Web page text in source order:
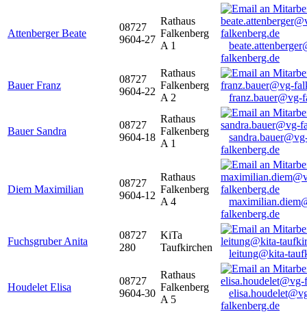
Attenberger Beate
08727
9604-27
Rathaus
Falkenberg
A 1
falkenberg.de
Bauer Franz
08727
9604-22
Rathaus
Falkenberg
A 2
franz.bauer@vg-
Bauer Sandra
08727
9604-18
Rathaus
Falkenberg
A 1
falkenberg.de
Diem Maximilian
08727
9604-12
Rathaus
Falkenberg
A 4
falkenberg.de
Fuchsgruber Anita
08727
280
KiTa
Taufkirchen
leitung@kita-
Houdelet Elisa
08727
9604-30
Rathaus
Falkenberg
A 5
falkenberg.de